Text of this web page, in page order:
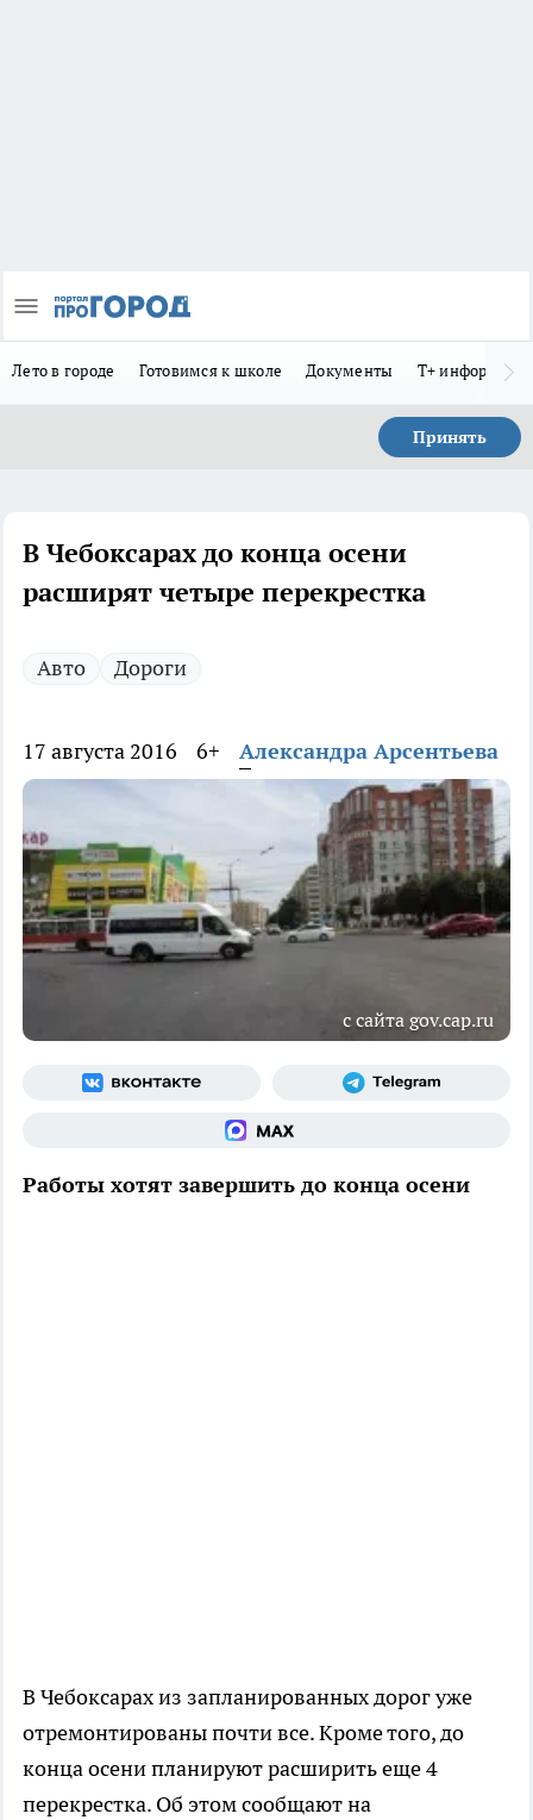
Лето в городе Готовимся к школе Документы Т+
Принять
В Чебоксарах до конца осени
расширят четыре перекрестка
Авто Дороги
17 августа 2016 6+ Александра Арсентьева
с сайта gov.cap.ru
Работы хотят завершить до конца осени
В Чебоксарах из запланированных дорог уже
отремонтированы почти все. Кроме того, до
конца осени планируют расширить еще 4
перекрестка. Об этом сообщают на